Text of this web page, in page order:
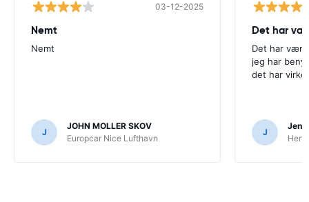
03-12-2025
Nemt
Nemt
J
JOHN MOLLER SKOV
Europcar Nice Lufthavn
Det har
Det har
jeg har
det har
J
Jens